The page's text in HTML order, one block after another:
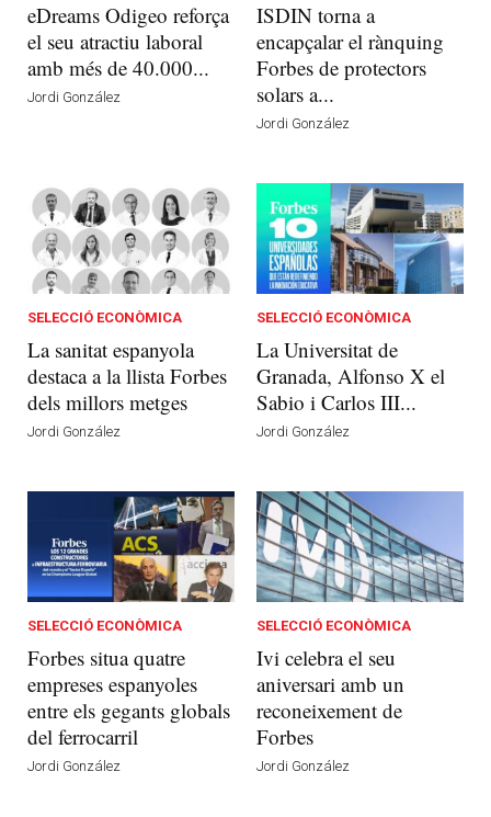
eDreams Odigeo reforça
el seu atractiu laboral
amb més de 40.000...
Jordi González
ISDIN torna a
encapçalar el rànquing
Forbes de protectors
solars a...
Jordi González
SELECCIÓ ECONÒMICA
La sanitat espanyola
destaca a la llista Forbes
dels millors metges
Jordi González
SELECCIÓ ECONÒMICA
La Universitat de
Granada, Alfonso X el
Sabio i Carlos III...
Jordi González
SELECCIÓ ECONÒMICA
Forbes situa quatre
empreses espanyoles
entre els gegants globals
del ferrocarril
Jordi González
SELECCIÓ ECONÒMICA
Ivi celebra el seu
aniversari amb un
reconeixement de
Forbes
Jordi González